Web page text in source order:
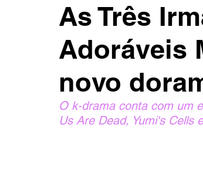
As Três
Adoráveis
novo
O k-drama conta com um
Us Are Dead, Yumi's Cells